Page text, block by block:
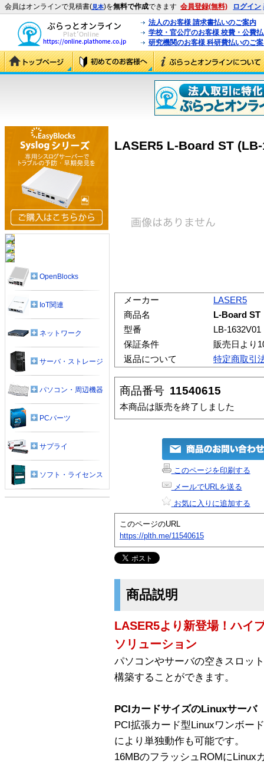
会員はオンラインで見積書(見本)を無料で作成できます 会員登録(無料) ログイン
法人のお客様 請求書払いのご案内
学校・官公庁のお客様 校費・公費
研究機関のお客様 科研費払いのご
LASER5 L-Board ST
メーカー
LASER5
商品名
L-Board ST
型番
LB-1632V01
保証条件
販売日より
返品について
特定商取引
商品番号 11540615
本商品は販売を終了しました
このページを印刷する
メールでURLを送る
お気に入りに追加する
このページのURL
https://plth.me/11540615
商品説明
LASER5より新登場！ハイ
ソリューション
パソコンやサーバの空きスロッ
構築することができます。
PCIカードサイズのLinuxサーバ
PCI拡張カード型Linuxワンボー
により単独動作も可能です。
16MBのフラッシュROMにLinux
OpenBlocks
IoT関連
ネットワーク
サーバ・ストレージ
パソコン・周辺機器
PCパーツ
サプライ
ソフト・ライセンス